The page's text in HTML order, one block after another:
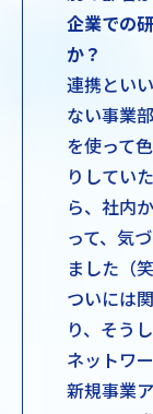
企業での
か？
連携とい
ない事業
を使って
りしてい
ら、社内
って、気
ました（
ついには
り、そう
ネットワ
新規事業